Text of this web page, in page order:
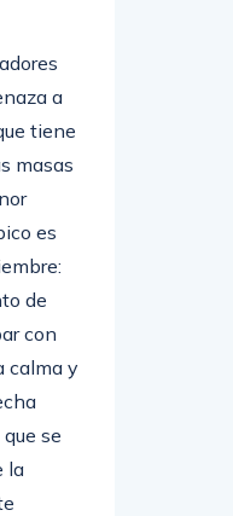
a
tiene
masas
es
de
con
calma y
se
la